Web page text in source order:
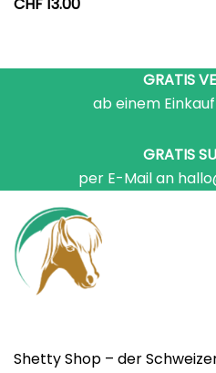
CHF13.00
GRATIS
ab einem
GRATIS
per E-Mail an
Shetty Shop – der